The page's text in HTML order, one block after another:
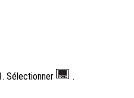
Sélectionner .